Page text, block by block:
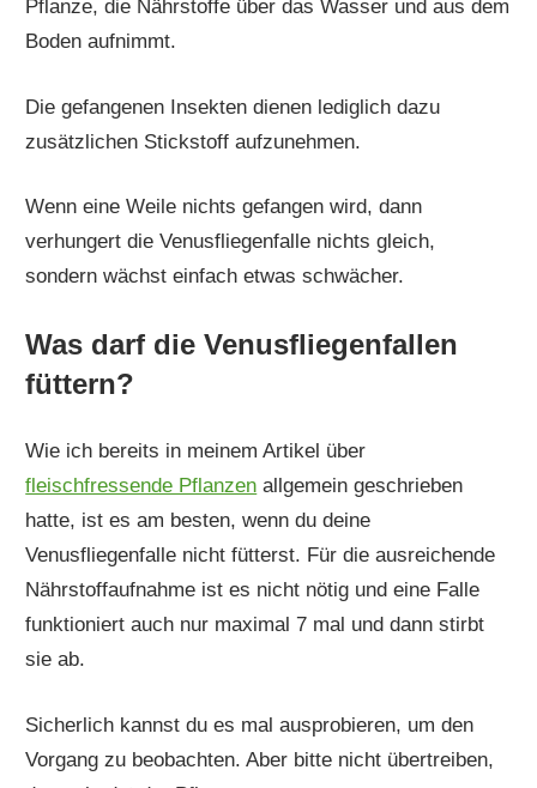
Pflanze, die Nährstoffe über das Wasser und aus dem
Boden aufnimmt.
Die gefangenen Insekten dienen lediglich dazu
zusätzlichen Stickstoff aufzunehmen.
Wenn eine Weile nichts gefangen wird, dann
verhungert die Venusfliegenfalle nichts gleich,
sondern wächst einfach etwas schwächer.
Was darf die Venusfliegenfallen
füttern?
Wie ich bereits in meinem Artikel über
fleischfressende Pflanzen allgemein geschrieben
hatte, ist es am besten, wenn du deine
Venusfliegenfalle nicht fütterst. Für die ausreichende
Nährstoffaufnahme ist es nicht nötig und eine Falle
funktioniert auch nur maximal 7 mal und dann stirbt
sie ab.
Sicherlich kannst du es mal ausprobieren, um den
Vorgang zu beobachten. Aber bitte nicht übertreiben,